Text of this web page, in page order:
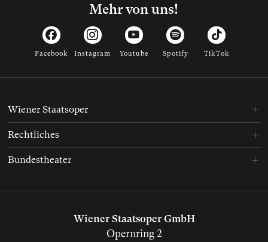
Mehr von uns!
Facebook Instagram Youtube Spotify TikTok
Wiener Staatsoper GmbH
Opernring 2
Wiener Staatsoper
Rechtliches
Bundestheater